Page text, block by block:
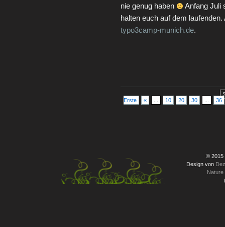
nie genug haben
Anfang Juli
halten euch auf dem
typo3camp-munich.de.
Erste
« 10 20 30 36
© 2015
Design von
Nature